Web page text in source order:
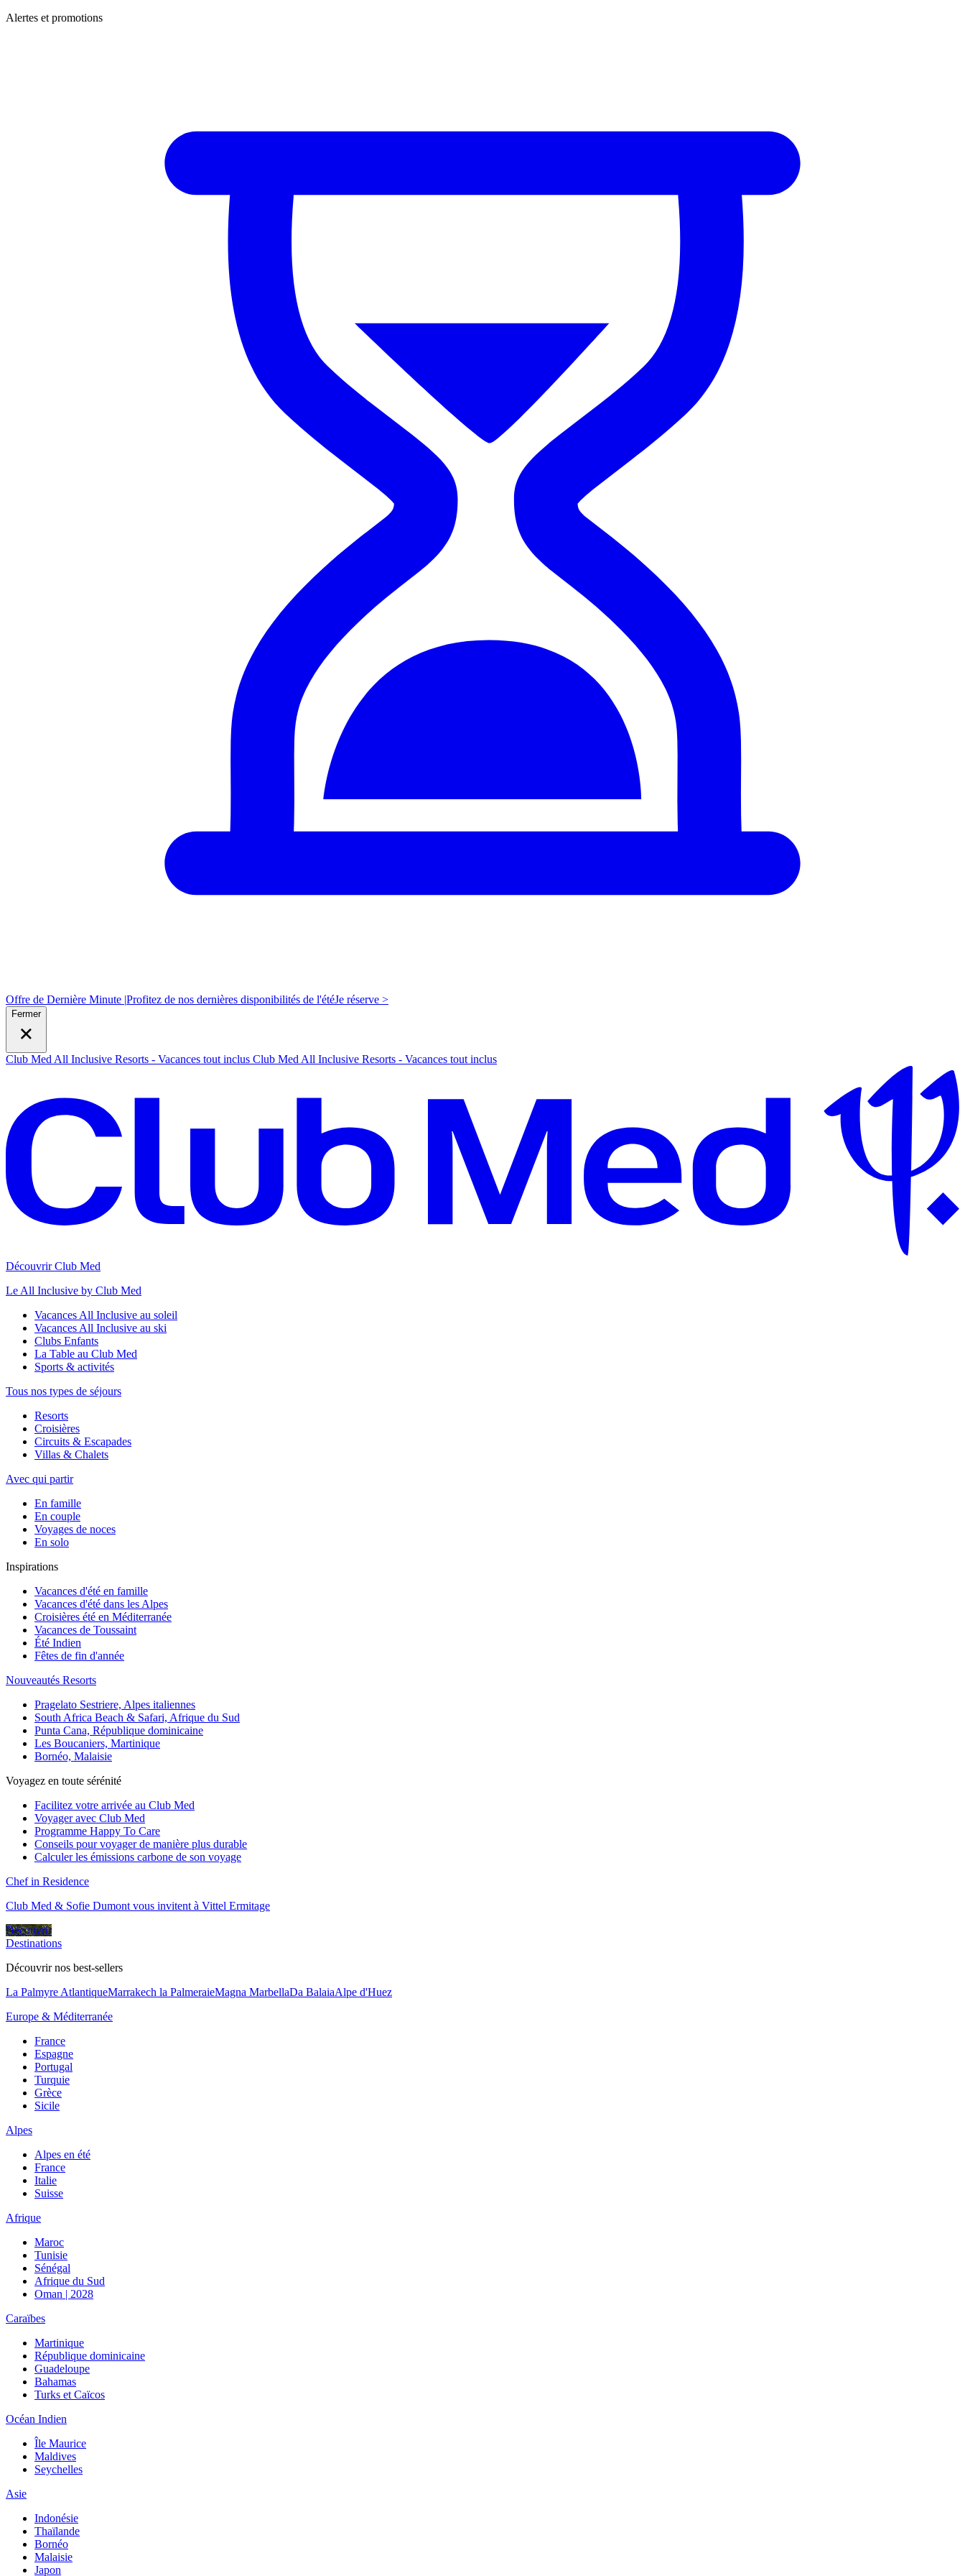
Alertes et promotions
Offre de Dernière Minute |Profitez de nos dernières disponibilités de l'étéJe réserve >
Fermer
Club Med All Inclusive Resorts - Vacances tout inclus Club Med All Inclusive Resorts - Vacances tout inclus
Découvrir Club Med
Le All Inclusive by Club Med
Vacances All Inclusive au soleil
Vacances All Inclusive au ski
Clubs Enfants
La Table au Club Med
Sports & activités
Tous nos types de séjours
Resorts
Croisières
Circuits & Escapades
Villas & Chalets
Avec qui partir
En famille
En couple
Voyages de noces
En solo
Inspirations
Vacances d'été en famille
Vacances d'été dans les Alpes
Croisières été en Méditerranée
Vacances de Toussaint
Été Indien
Fêtes de fin d'année
Nouveautés Resorts
Pragelato Sestriere, Alpes italiennes
South Africa Beach & Safari, Afrique du Sud
Punta Cana, République dominicaine
Les Boucaniers, Martinique
Bornéo, Malaisie
Voyagez en toute sérénité
Facilitez votre arrivée au Club Med
Voyager avec Club Med
Programme Happy To Care
Conseils pour voyager de manière plus durable
Calculer les émissions carbone de son voyage
Chef in Residence
Club Med & Sofie Dumont vous invitent à Vittel Ermitage
Découvrir
Destinations
Découvrir nos best-sellers
La Palmyre AtlantiqueMarrakech la PalmeraieMagna MarbellaDa BalaiaAlpe d'Huez
Europe & Méditerranée
France
Espagne
Portugal
Turquie
Grèce
Sicile
Alpes
Alpes en été
France
Italie
Suisse
Afrique
Maroc
Tunisie
Sénégal
Afrique du Sud
Oman | 2028
Caraïbes
Martinique
République dominicaine
Guadeloupe
Bahamas
Turks et Caïcos
Océan Indien
Île Maurice
Maldives
Seychelles
Asie
Indonésie
Thaïlande
Bornéo
Malaisie
Japon